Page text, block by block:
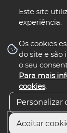
Este site
experiência.
Os cookies
do site e são
o seu
Para mais
cookies.
Personalizar
Aceitar
nos